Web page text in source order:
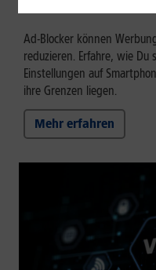
Ad-Blocker können
reduzieren. Erfahre, wie
Einstellungen auf
ihre Grenzen liegen.
Mehr erfahren